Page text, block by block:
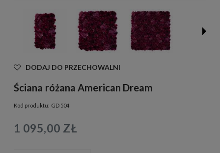
DODAJ DO PRZECHOWALNI
Ściana różana American Dream
Kod produktu: GD 504
1 095,00 ZŁ